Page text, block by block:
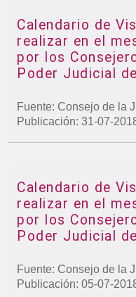
Calendario de
realizar en el
por los
Poder Judicial
Fuente: Consejo de la
Publicación: 31-07-
Calendario de
realizar en el
por los
Poder Judicial
Fuente: Consejo de la
Publicación: 05-07-